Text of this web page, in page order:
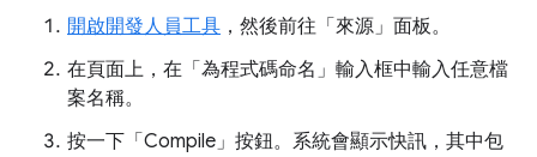
開啟開發人員工具 ，然後前往「來源」 面板。
在頁面上，在「為程式碼命名」 輸入框中輸入任意檔
案名稱。
按一下「Compile」 按鈕。系統會顯示快訊，其中包